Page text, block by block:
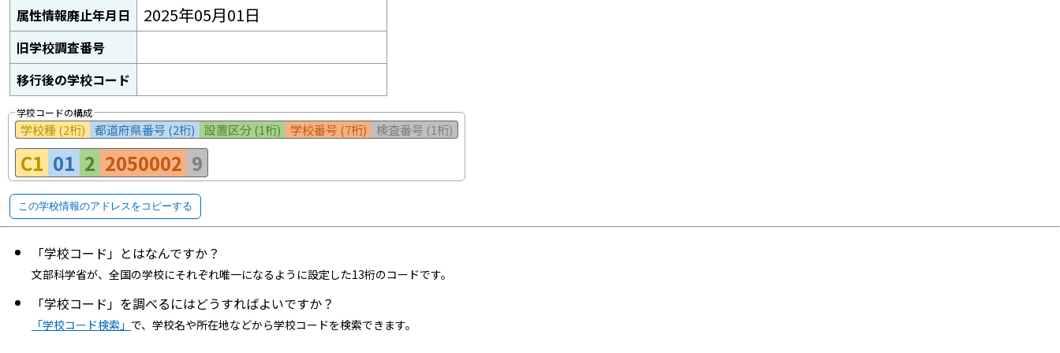
属性情報廃止年月日 2025年05月01日
旧学校調査番号
移行後の学校コード
学校コードの構成
学校種 (2桁) 都道府県番号 (2桁) 設置区分 (1桁) 学校番号 (7桁) 検査番号 (1桁)
C1 01 2 2050002 9
この学校情報のアドレスをコピーする
「学校コード」とはなんですか？
文部科学省が、全国の学校にそれぞれ唯一になるように設定した13桁のコードです。
「学校コード」を調べるにはどうすればよいですか？
「学校コード検索」 で、学校名や所在地などから学校コードを検索できます。